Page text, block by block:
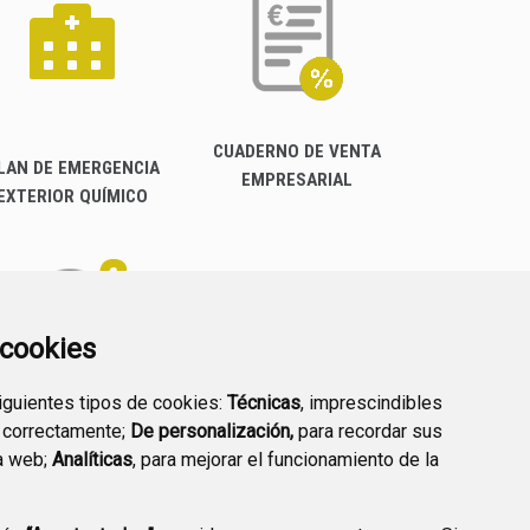
tipos de cookies: Técnicas, imprescindibles
De personalización, para recordar sus
web; Analíticas, para mejorar el funcionamiento de la
DE EMERGENCIA
QUÍMICO
CUADERNO DE VENTA
EMPRESARIAL
PREGUNTAS
FRECUENTES
PLAN DE ACCIÓN LOCAL
2030